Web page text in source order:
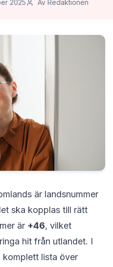
2025 Av Redaktionen
är landsnummer
ska kopplas till rätt
är +46, vilket
hit från utlandet. I
komplett lista över